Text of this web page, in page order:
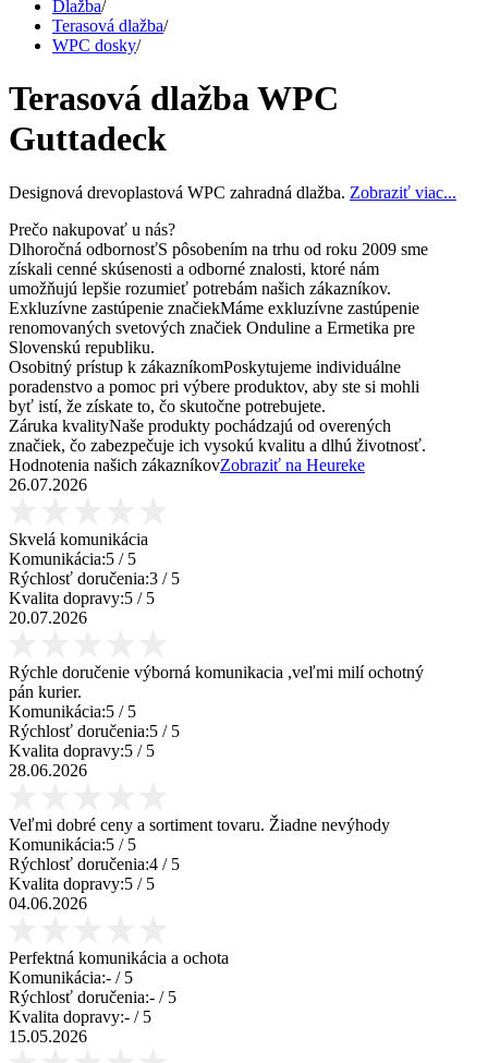
Dlažba/
Terasová dlažba/
WPC dosky/
Terasová dlažba WPC
Guttadeck
Designová drevoplastová WPC zahradná dlažba. Zobraziť viac...
Prečo nakupovať u nás?
Dlhoročná odbornosťS pôsobením na trhu od roku 2009 sme
získali cenné skúsenosti a odborné znalosti, ktoré nám
umožňujú lepšie rozumieť potrebám našich zákazníkov.
Exkluzívne zastúpenie značiekMáme exkluzívne zastúpenie
renomovaných svetových značiek Onduline a Ermetika pre
Slovenskú republiku.
Osobitný prístup k zákazníkomPoskytujeme individuálne
poradenstvo a pomoc pri výbere produktov, aby ste si mohli
byť istí, že získate to, čo skutočne potrebujete.
Záruka kvalityNaše produkty pochádzajú od overených
značiek, čo zabezpečuje ich vysokú kvalitu a dlhú životnosť.
Hodnotenia našich zákazníkovZobraziť na Heureke
26.07.2026
Skvelá komunikácia
Komunikácia:5 / 5
Rýchlosť doručenia:3 / 5
Kvalita dopravy:5 / 5
20.07.2026
Rýchle doručenie výborná komunikacia ,veľmi milí ochotný
pán kurier.
Komunikácia:5 / 5
Rýchlosť doručenia:5 / 5
Kvalita dopravy:5 / 5
28.06.2026
Veľmi dobré ceny a sortiment tovaru. Žiadne nevýhody
Komunikácia:5 / 5
Rýchlosť doručenia:4 / 5
Kvalita dopravy:5 / 5
04.06.2026
Perfektná komunikácia a ochota
Komunikácia:- / 5
Rýchlosť doručenia:- / 5
Kvalita dopravy:- / 5
15.05.2026